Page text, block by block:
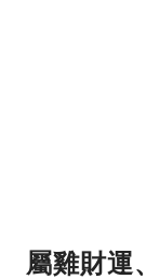
屬雞財運、